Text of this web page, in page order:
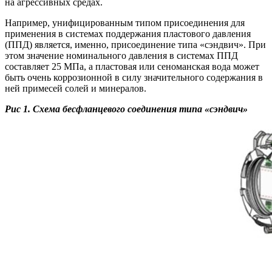
Например, унифицированным типом присоединения для
применения в системах поддержания пластового давления
(ППД) является, именно, присоединение типа «сэндвич». При
этом значение номинального давления в системах ППД
составляет 25 МПа, а пластовая или сеноманская вода может
быть очень коррозионной в силу значительного содержания в
ней примесей солей и минералов.
Рис 1. Схема бесфланцевого соединения типа «сэндвич»